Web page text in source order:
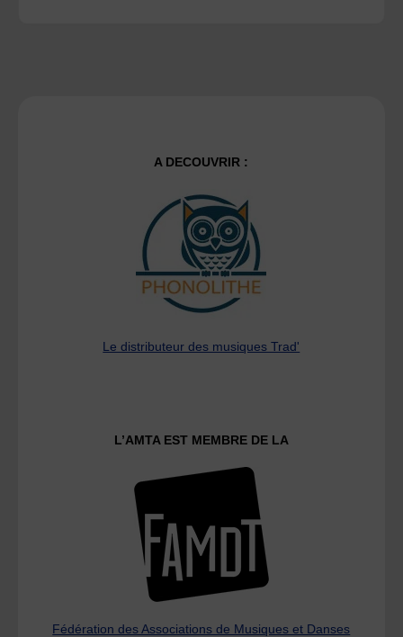
A DECOUVRIR :
Le distributeur des musiques Trad'
L’AMTA EST MEMBRE DE LA
Fédération des Associations de Musiques et Danses